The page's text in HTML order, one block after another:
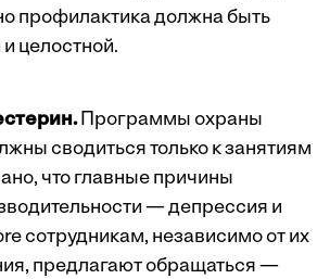
профилактика должна быть
целостной.
Программы охраны
сводиться только к занятиям
что главные причины
— депрессия и
сотрудникам, независимо от их
предлагают обращаться —